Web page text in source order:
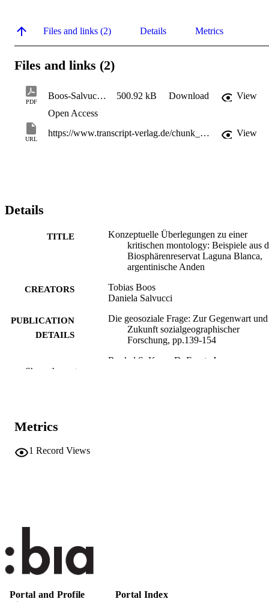
Files and links (2) Details Metrics
Files and links (2)
PDF
Boos-Salvucci_Chapter 500.92 kB Download
View
Open Access
URL
https://www.transcript-verlag.de/chunk_detail_seite.php?doi=10.14361%2F9783839471852-009 View
Details
TITLE
Konzeptuelle Überlegungen zu einer
kritischen montology: Beispiele aus
Biosphärenreservat Laguna Blanca,
argentinische Anden
CREATORS
Tobias Boos
Daniela Salvucci
PUBLICATION
DETAILS
Die geosoziale Frage: Zur Gegenwart und
Zukunft sozialgeographischer
Forschung, pp.139-154
Runkel S, Kauer D, Everts J
NUMBER OF
COPYRIGHT
besuchen Sie bitte die URL
Show the rest
Metrics
1 Record Views
Portal and Profile
Portal Index